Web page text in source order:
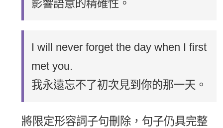
影響語意的精確性。
I will never forget the day when I first
met you.
我永遠忘不了初次見到你的那一天。
將限定形容詞子句刪除，句子仍具完整